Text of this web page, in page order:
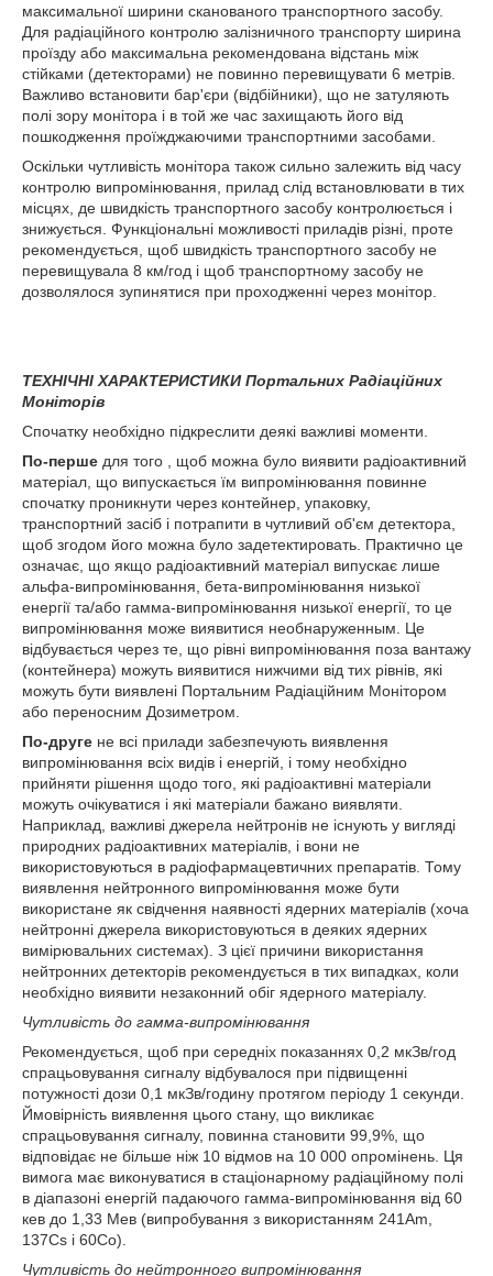
максимальної ширини сканованого транспортного засобу.
Для радіаційного контролю залізничного транспорту ширина
проїзду або максимальна рекомендована відстань між
стійками (детекторами) не повинно перевищувати 6 метрів.
Важливо встановити бар'єри (відбійники), що не затуляють
полі зору монітора і в той же час захищають його від
пошкодження проїжджаючими транспортними засобами.
Оскільки чутливість монітора також сильно залежить від часу
контролю випромінювання, прилад слід встановлювати в тих
місцях, де швидкість транспортного засобу контролюється і
знижується. Функціональні можливості приладів різні, проте
рекомендується, щоб швидкість транспортного засобу не
перевищувала 8 км/год і щоб транспортному засобу не
дозволялося зупинятися при проходженні через монітор.
ТЕХНІЧНІ ХАРАКТЕРИСТИКИ Портальних Радіаційних
Моніторів
Спочатку необхідно підкреслити деякі важливі моменти.
По-перше для того , щоб можна було виявити радіоактивний
матеріал, що випускається їм випромінювання повинне
спочатку проникнути через контейнер, упаковку,
транспортний засіб і потрапити в чутливий об'єм детектора,
щоб згодом його можна було задетектировать. Практично це
означає, що якщо радіоактивний матеріал випускає лише
альфа-випромінювання, бета-випромінювання низької
енергії та/або гамма-випромінювання низької енергії, то це
випромінювання може виявитися необнаруженным. Це
відбувається через те, що рівні випромінювання поза вантажу
(контейнера) можуть виявитися нижчими від тих рівнів, які
можуть бути виявлені Портальним Радіаційним Монітором
або переносним Дозиметром.
По-друге не всі прилади забезпечують виявлення
випромінювання всіх видів і енергій, і тому необхідно
прийняти рішення щодо того, які радіоактивні матеріали
можуть очікуватися і які матеріали бажано виявляти.
Наприклад, важливі джерела нейтронів не існують у вигляді
природних радіоактивних матеріалів, і вони не
використовуються в радіофармацевтичних препаратів. Тому
виявлення нейтронного випромінювання може бути
використане як свідчення наявності ядерних матеріалів (хоча
нейтронні джерела використовуються в деяких ядерних
вимірювальних системах). З цієї причини використання
нейтронних детекторів рекомендується в тих випадках, коли
необхідно виявити незаконний обіг ядерного матеріалу.
Чутливість до гамма-випромінювання
Рекомендується, щоб при середніх показаннях 0,2 мкЗв/год
спрацьовування сигналу відбувалося при підвищенні
потужності дози 0,1 мкЗв/годину протягом періоду 1 секунди.
Ймовірність виявлення цього стану, що викликає
спрацьовування сигналу, повинна становити 99,9%, що
відповідає не більше ніж 10 відмов на 10 000 опромінень. Ця
вимога має виконуватися в стаціонарному радіаційному полі
в діапазоні енергій падаючого гамма-випромінювання від 60
кев до 1,33 Мев (випробування з використанням 241Am,
137Cs і 60Co).
Чутливість до нейтронного випромінювання